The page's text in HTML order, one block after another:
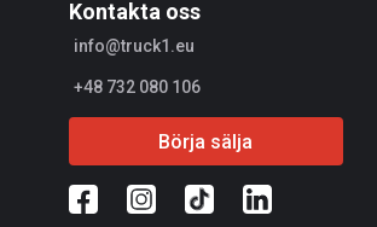
Kontakta oss
info@truck1.eu
+48 732 080 106
Börja sälja